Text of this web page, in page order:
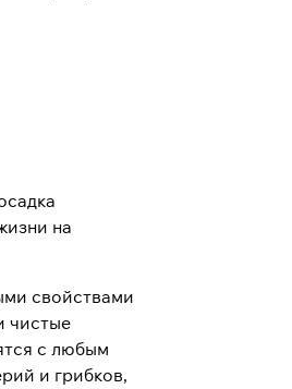
на
свойствами
чистые
с любым
и грибков,